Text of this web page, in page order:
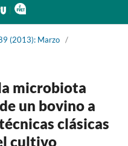
(2013): Marzo /
microbiota
un bovino a
clásicas
cultivo